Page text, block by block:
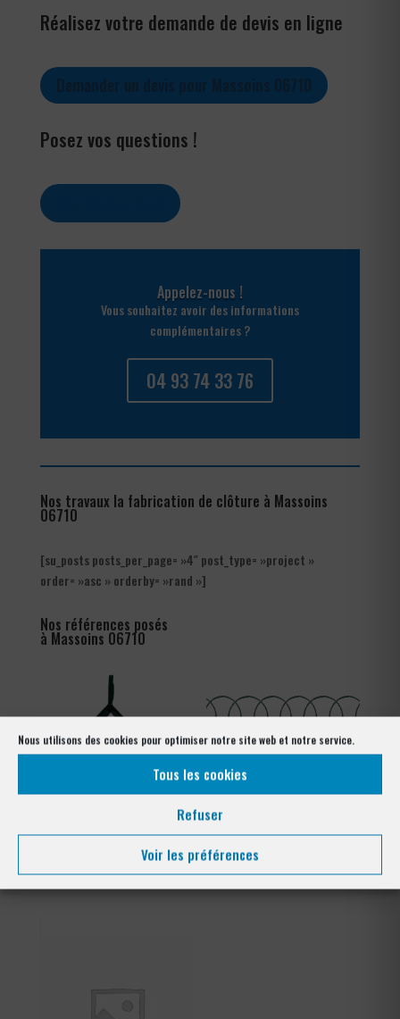
Nous utilisons des cookies pour optimiser notre site web et notre service.
Tous les cookies
Refuser
Voir les préférences
Réalisez votre demande de devis en ligne
Posez vos questions !
Appelez-nous !
Vous souhaitez avoir des informations
complémentaires ?
04 93 74 33 76
Nos travaux la fabrication de clôture à Massoins
06710
[su_posts posts_per_page= »4″ post_type= »project »
order= »asc » orderby= »rand »]
Nos références posés
à Massoins 06710
1,08€–1,80€
de
Grillage Bordure Parisienne